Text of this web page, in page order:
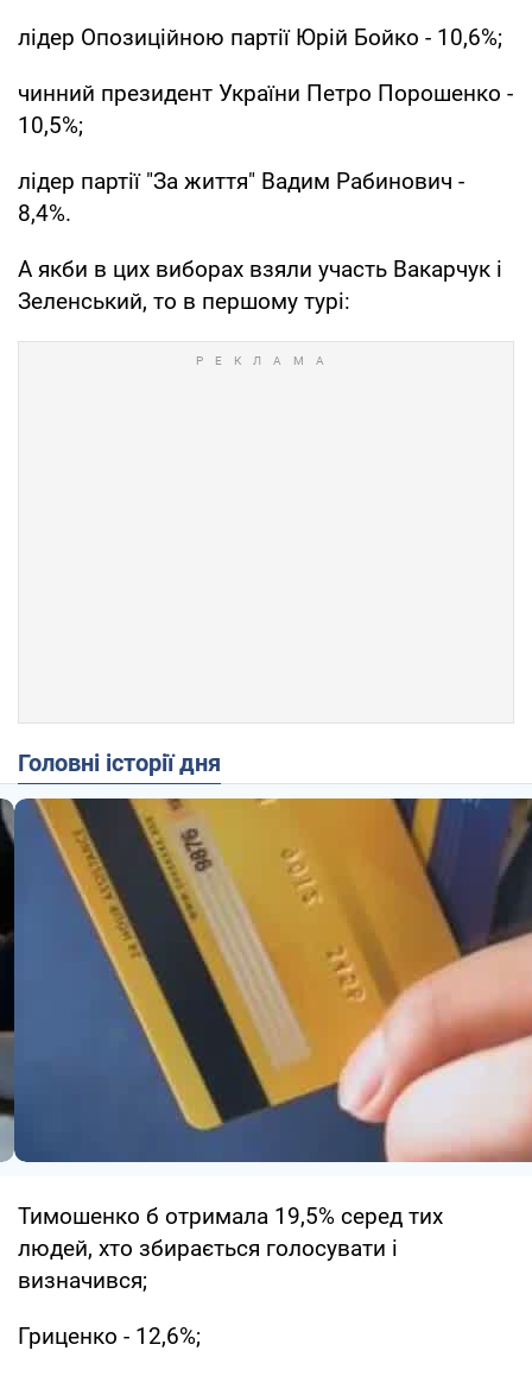
лідер Опозиційною партії Юрій Бойко - 10,6%;
чинний президент України Петро Порошенко -
10,5%;
лідер партії "За життя" Вадим Рабинович -
8,4%.
А якби в цих виборах взяли участь Вакарчук і
Зеленський, то в першому турі:
Головні історії дня
Тимошенко б отримала 19,5% серед тих
людей, хто збирається голосувати і
визначився;
Гриценко - 12,6%;